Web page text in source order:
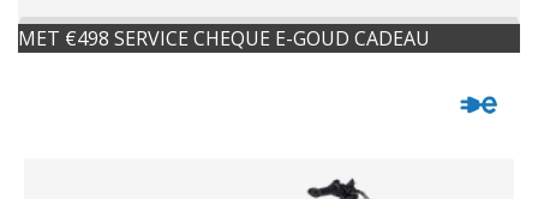
MET €498 SERVICE CHEQUE E-GOUD CADEAU